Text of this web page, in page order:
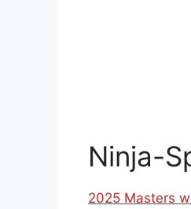
Ninja-
2025 Masters